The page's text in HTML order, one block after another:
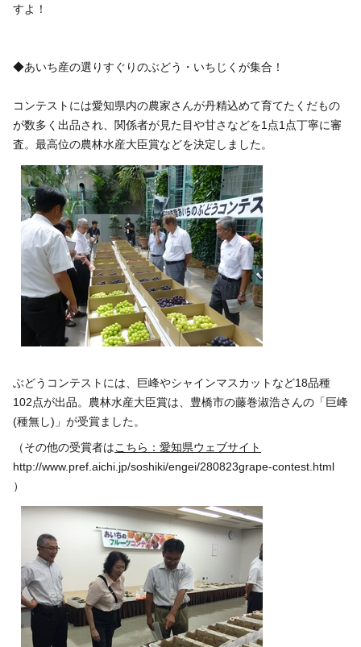
すよ！
◆あいち産の選りすぐりのぶどう・いちじくが集合！
コンテストには愛知県内の農家さんが丹精込めて育てたくだもの
が数多く出品され、関係者が見た目や甘さなどを1点1点丁寧に審
査。最高位の農林水産大臣賞などを決定しました。
ぶどうコンテストには、巨峰やシャインマスカットなど18品種
102点が出品。農林水産大臣賞は、豊橋市の藤巻淑浩さんの「巨峰
(種無し)」が受賞ました。
（その他の受賞者はこちら：愛知県ウェブサイト
http://www.pref.aichi.jp/soshiki/engei/280823grape-contest.html
）